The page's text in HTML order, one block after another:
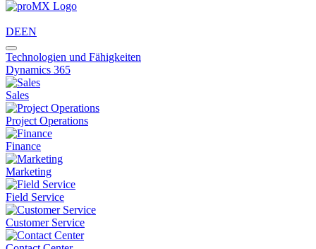
DEEN
Technologien und Fähigkeiten
Dynamics 365
Sales
Project Operations
Finance
Marketing
Field Service
Customer Service